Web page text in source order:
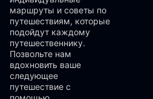
маршруты и советы по
путешествиям, которые
подойдут каждому
путешественнику.
Позвольте нам
вдохновить ваше
следующее
путешествие с